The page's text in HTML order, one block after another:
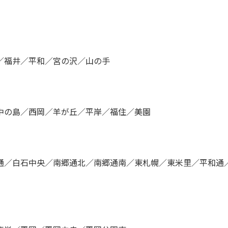
井／平和／宮の沢／山の手
島／西岡／羊が丘／平岸／福住／美園
白石中央／南郷通北／南郷通南／東札幌／東米里／平和通